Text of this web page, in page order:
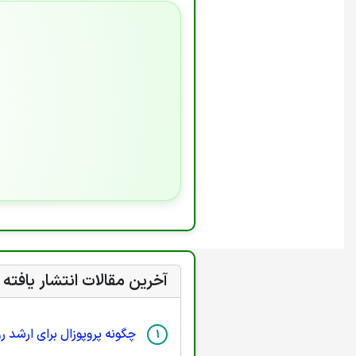
آخرین مقالات انتشار یافته
چگونه پروپوزال برای